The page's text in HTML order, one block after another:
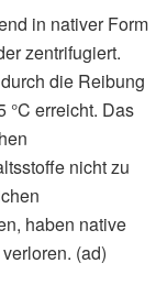
in nativer Form
zentrifugiert.
die Reibung
°C erreicht. Das
nicht zu
haben native
(ad)